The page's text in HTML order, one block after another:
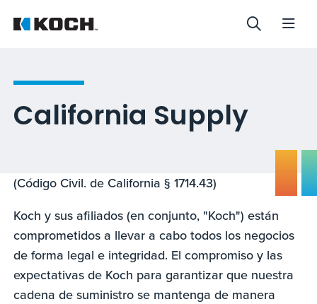
California Supply
(Código Civil. de California § 1714.43)
Koch y sus afiliados (en conjunto, "Koch") están
comprometidos a llevar a cabo todos los negocios
de forma legal e integridad. El compromiso y las
expectativas de Koch para garantizar que nuestra
cadena de suministro se mantenga de manera